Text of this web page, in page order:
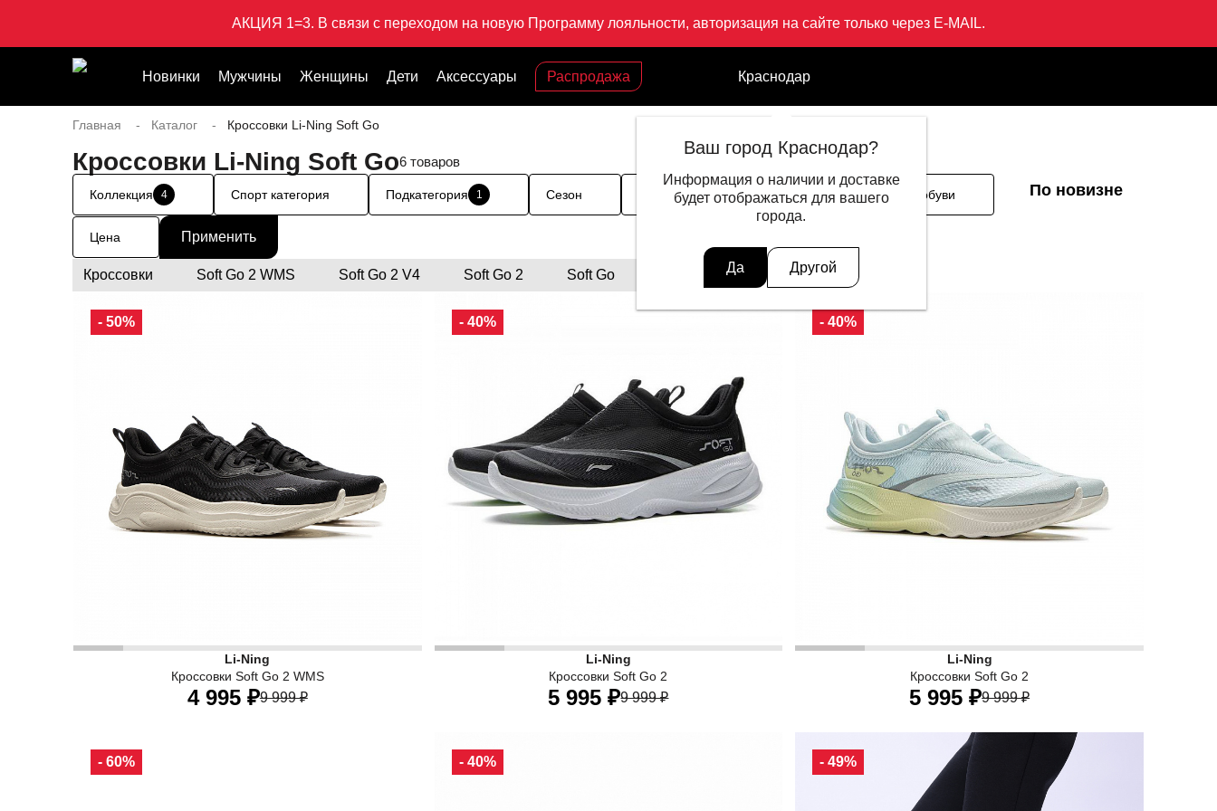
АКЦИЯ 1=3. В связи с переходом на новую Программу лояльности, авторизация на сайте только через E-MAIL.
Новинки Мужчины Женщины Дети Аксессуары Распродажа Краснодар
Ваш город Краснодар?
Информация о наличии и доставке
будет отображаться для вашего
города.
Да Другой
Главная Каталог Кроссовки Li-Ning Soft Go
Кроссовки Li-Ning Soft Go6 товаров
Коллекция 4 Спорт категория Подкатегория 1 Сезон Размер одежды Размер обуви
Цена
Кроссовки Soft Go 2 WMS Soft Go 2 V4 Soft Go 2 Soft Go
По новизне
- 50%
Li-Ning
Кроссовки Soft Go 2 WMS
Повседневные кроссовки Li-Ning созданы для активного образа жизни, обеспечивая максимальную легкость и удобство.
Их продуманный дизайн идеально подходит как для города, так и для отдыха на природе.
4 995 ₽9 999 ₽
34 RU
- 40%
Li-Ning
Кроссовки Soft Go 2
Повседневные кроссовки Li-Ning созданы для активного образа жизни, обеспечивая максимальную легкость и
Их продуманный дизайн идеально подходит как для города, так и для отдыха на природе.
5 995 ₽9 999 ₽
34 RU
- 40%
Li-Ning
Кроссовки Soft Go 2
Повседневные кроссовки Li-Ning созданы для активного
Их продуманный дизайн идеально подходит как для города,
5 995 ₽9 999 ₽
34 RU 35 RU
37 RU
38,5 RU
- 60% - 40% - 49%